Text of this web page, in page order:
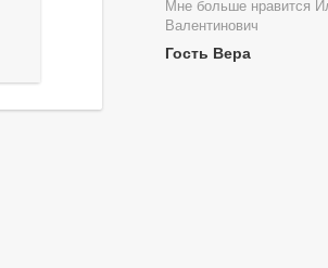
Мне больше нравится
Валентинович
Гость Вера